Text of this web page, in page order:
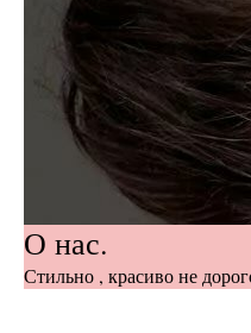
О нас.
Стильно , красиво не